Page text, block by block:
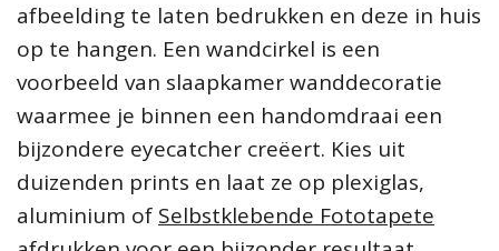
afbeelding te laten bedrukken en deze in huis
op te hangen. Een wandcirkel is een
voorbeeld van slaapkamer wanddecoratie
waarmee je binnen een handomdraai een
bijzondere eyecatcher creëert. Kies uit
duizenden prints en laat ze op plexiglas,
aluminium of Selbstklebende Fototapete